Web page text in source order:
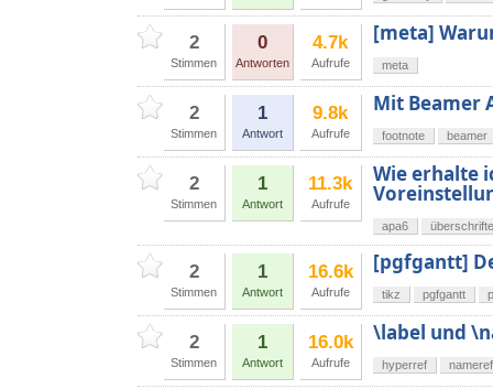
2
Stimmen
0
Antworten
4.7k
Aufrufe
[meta]
meta
2
Stimmen
1
Antwort
9.8k
Aufrufe
Mit Beamer
footnote beamer
2
Stimmen
1
Antwort
11.3k
Aufrufe
Wie erhalte
apa6
2
Stimmen
1
Antwort
16.6k
Aufrufe
[pgfgantt]
tikz pgfgantt
2
Stimmen
1
Antwort
16.0k
Aufrufe
\label und
hyperref nameref